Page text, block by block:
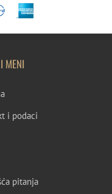
MENI
i podaci
pitanja